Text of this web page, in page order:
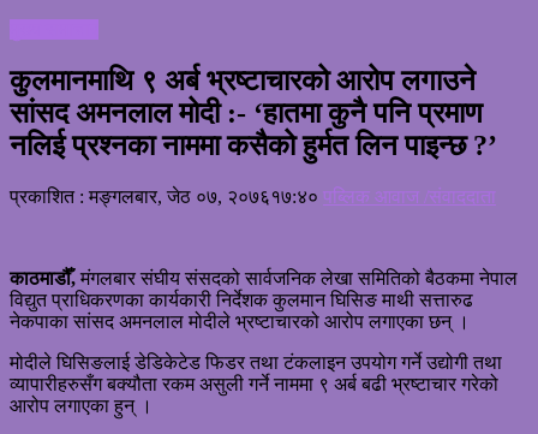
कुलमानमाथि ९ अर्ब भ्रष्टाचारको आरोप लगाउने
सांसद अमनलाल मोदी :- ‘हातमा कुनै पनि प्रमाण
नलिई प्रश्नका नाममा कसैको हुर्मत लिन पाइन्छ ?’
प्रकाशित : मङ्गलबार, जेठ ०७, २०७६१७:४० पब्लिक आवाज /संवाददाता
काठमाडौँ,मंगलबार संघीय संसदको सार्वजनिक लेखा समितिको बैठकमा नेपाल
विद्युत प्राधिकरणका कार्यकारी निर्देशक कुलमान घिसिङ माथी सत्तारुढ
नेकपाका सांसद अमनलाल मोदीले भ्रष्टाचारको आरोप लगाएका छन् ।
मोदीले घिसिङलाई डेडिकेटेड फिडर तथा टंकलाइन उपयोग गर्ने उद्योगी तथा
व्यापारीहरुसँग बक्यौता रकम असुली गर्ने नाममा ९ अर्ब बढी भ्रष्टाचार गरेको
आरोप लगाएका हुन् ।